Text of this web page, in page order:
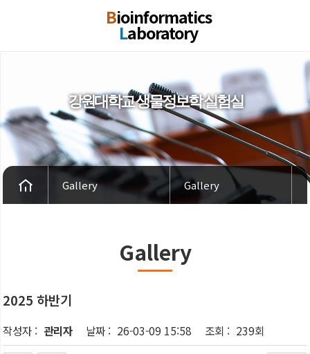
Bioinformatics
Laboratory
강원대학교 생물정보학 실험실
Gallery Gallery
Gallery
2025 하반기
작성자 : 관리자 날짜 : 26-03-09 15:58 조회 : 239회